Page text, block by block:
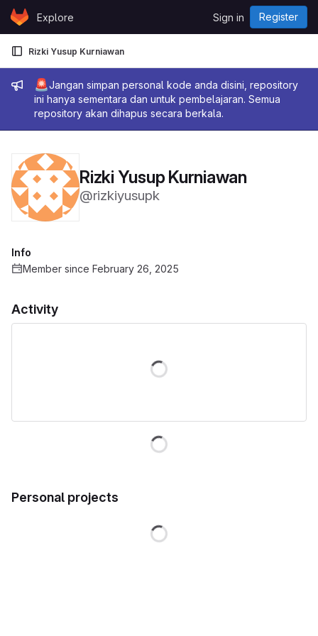
Skip to content
GitLabExplore Sign in Register
Admin message
🚨Jangan simpan personal kode anda disini, repository
ini hanya sementara dan untuk pembelajaran. Semua
repository akan dihapus secara berkala.
Rizki Yusup Kurniawan
Rizki Yusup Kurniawan
@rizkiyusupk
Activity
Loading
Personal projects
Loading
Info
Member since February 26, 2025